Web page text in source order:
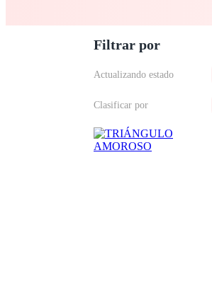
Filtrar por
Actualizando estado
Clasificar por